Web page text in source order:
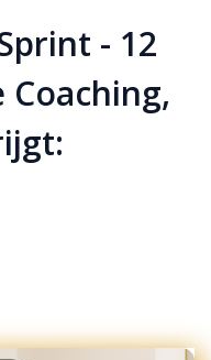
- 12
Coaching,